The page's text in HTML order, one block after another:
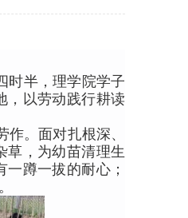
时半，理学院学子
，以劳动践行耕读
。面对扎根深、
草，为幼苗清理生
蹲一拔的耐心；